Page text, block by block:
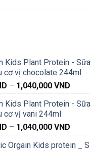
Kids Plant Protein -
cơ vị chocolate 244ml
– 1,040,000 VND
từ
Kids Plant Protein -
cơ vị vani 244ml
– 1,040,000 VND
từ
Orgain Kids protein _